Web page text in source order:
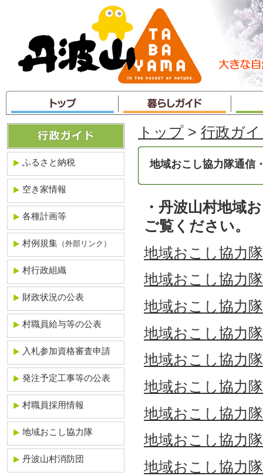
ャ
ン
プ
トップ > 行政ガ
地域おこし協力隊通信
・丹波山村地域
ご覧ください。
地域おこし協力
地域おこし協力
地域おこし協力
地域おこし協力
地域おこし協力
地域おこし協力
地域おこし協力
地域おこし協力
地域おこし協力
ふるさと納税
空き家情報
各種計画等
村例規集 （外部リンク）
村行政組織
財政状況の公表
村職員給与等の公表
入札参加資格審査申請
発注予定工事等の公表
村職員採用情報
地域おこし協力隊
丹波山村消防団